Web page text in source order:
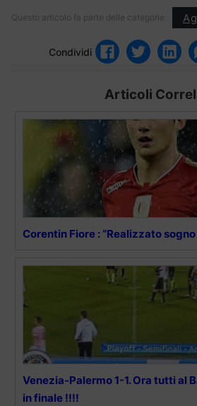
Questo articolo fa parte delle categorie:
Condividi
Articoli
Corentin Fiore : “Realizzato
Venezia-Palermo 1-1. Ora tutti al
in finale !!!!